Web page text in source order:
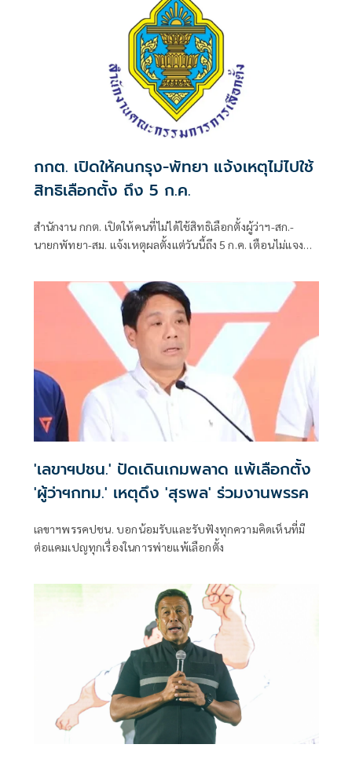
กกต. เปิดให้คนกรุง-พัทยา แจ้งเหตุไม่ไปใช้
สิทธิเลือกตั้ง ถึง 5 ก.ค.
สำนักงาน กกต. เปิดให้คนที่ไม่ได้ใช้สิทธิเลือกตั้งผู้ว่าฯ-สก.-
นายกพัทยา-สม. แจ้งเหตุผลตั้งแต่วันนี้ถึง 5 ก.ค. เตือนไม่แจง
'เลขาฯปชน.' ปัดเดินเกมพลาด แพ้เลือกตั้ง
'ผู้ว่าฯกทม.' เหตุดึง 'สุรพล' ร่วมงานพรรค
เลขาฯพรรคปชน. บอกน้อมรับและรับฟังทุกความคิดเห็นที่มี
ต่อแคมเปญทุกเรื่องในการพ่ายแพ้เลือกตั้ง